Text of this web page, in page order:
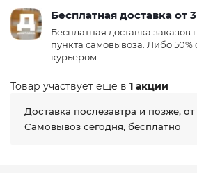
Бесплатная доставка от
Бесплатная доставка заказов
пункта самовывоза. Либо 50%
курьером.
Товар участвует еще в 1 акции
Доставка послезавтра и позже, от
Самовывоз сегодня, бесплатно